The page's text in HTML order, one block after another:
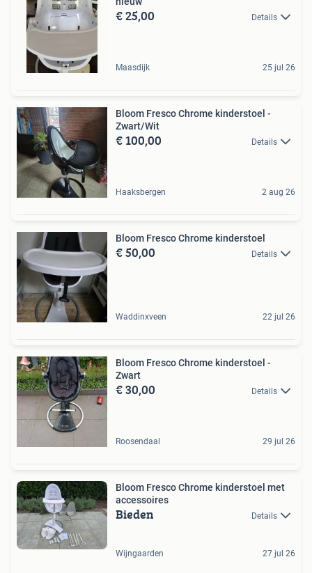
€ 25,00 Details
Maasdijk 25 jul 26
Bloom Fresco Chrome kinderstoel -
Zwart/Wit
€ 100,00 Details
Haaksbergen 2 aug 26
Bloom Fresco Chrome kinderstoel
€ 50,00 Details
Waddinxveen 22 jul 26
Bloom Fresco Chrome kinderstoel -
Zwart
€ 30,00 Details
Roosendaal 29 jul 26
Bloom Fresco Chrome kinderstoel met
accessoires
Bieden Details
Wijngaarden 27 jul 26